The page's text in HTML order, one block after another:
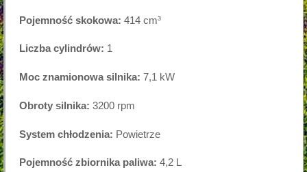
Pojemność skokowa: 414 cm³
Liczba cylindrów: 1
Moc znamionowa silnika: 7,1 kW
Obroty silnika: 3200 rpm
System chłodzenia: Powietrze
Pojemność zbiornika paliwa: 4,2 L